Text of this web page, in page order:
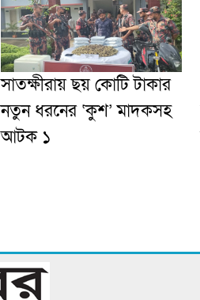
সাতক্ষীরায় ছয় কোটি টাকার
নতুন ধরনের ‘কুশ’ মাদকসহ
আটক ১